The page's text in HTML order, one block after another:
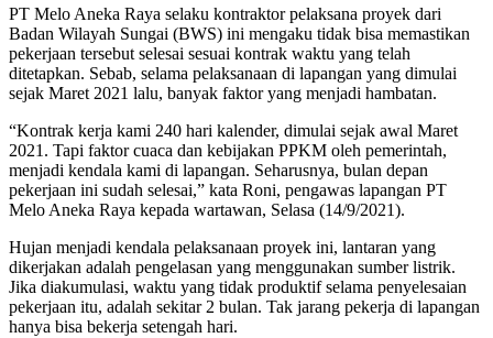
PT Melo Aneka Raya selaku kontraktor pelaksana proyek dari
Badan Wilayah Sungai (BWS) ini mengaku tidak bisa memastikan
pekerjaan tersebut selesai sesuai kontrak waktu yang telah
ditetapkan. Sebab, selama pelaksanaan di lapangan yang dimulai
sejak Maret 2021 lalu, banyak faktor yang menjadi hambatan.
“Kontrak kerja kami 240 hari kalender, dimulai sejak awal Maret
2021. Tapi faktor cuaca dan kebijakan PPKM oleh pemerintah,
menjadi kendala kami di lapangan. Seharusnya, bulan depan
pekerjaan ini sudah selesai,” kata Roni, pengawas lapangan PT
Melo Aneka Raya kepada wartawan, Selasa (14/9/2021).
Hujan menjadi kendala pelaksanaan proyek ini, lantaran yang
dikerjakan adalah pengelasan yang menggunakan sumber listrik.
Jika diakumulasi, waktu yang tidak produktif selama penyelesaian
pekerjaan itu, adalah sekitar 2 bulan. Tak jarang pekerja di lapangan
hanya bisa bekerja setengah hari.